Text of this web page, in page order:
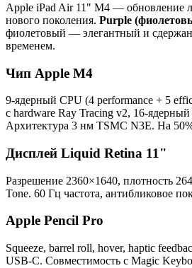
Apple iPad Air 11" M4 — обновление
нового поколения. Purple
фиолетовый — элегантный и
временем.
Чип Apple M4
9-ядерный CPU (4 performance + 5
с hardware Ray Tracing v2, 16-
Архитектура 3 нм TSMC N3E. На
Дисплей Liquid Retina 11"
Разрешение 2360×1640, плотность
Tone. 60 Гц частота, антибликовое
Apple Pencil Pro
Squeeze, barrel roll, hover, haptic
USB-C. Совместимость с Magic